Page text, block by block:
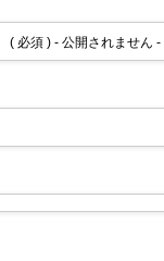
( 必須 ) - 公開されません -